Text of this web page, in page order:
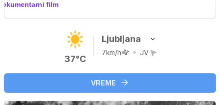
V živo na VOYO: sreda ob 20.30
37°C
Ljubljana
7km/h JV
VREME